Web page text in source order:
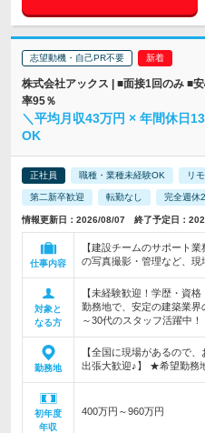
志望動機・自己PR不要
株式会社アックス | ■面接1回のみ ■
率95％
＼平均月収43万円 × 年間休日
OK
正社員 職種・業種未経験OK リ
第二新卒歓迎 転勤なし 完全週休
情報更新日：2026/08/07 終了予定日：
仕事内容
【建設チームのサポート
の写真撮影・管理など、
対象と
なる方
【未経験歓迎！学歴・資
勤務地で、安定の建築業
～30代のスタッフ活躍中！
勤務地
【全国に現場があるので
出張大歓迎♪】 ★希望勤務
初年度
年収
400万円～960万円